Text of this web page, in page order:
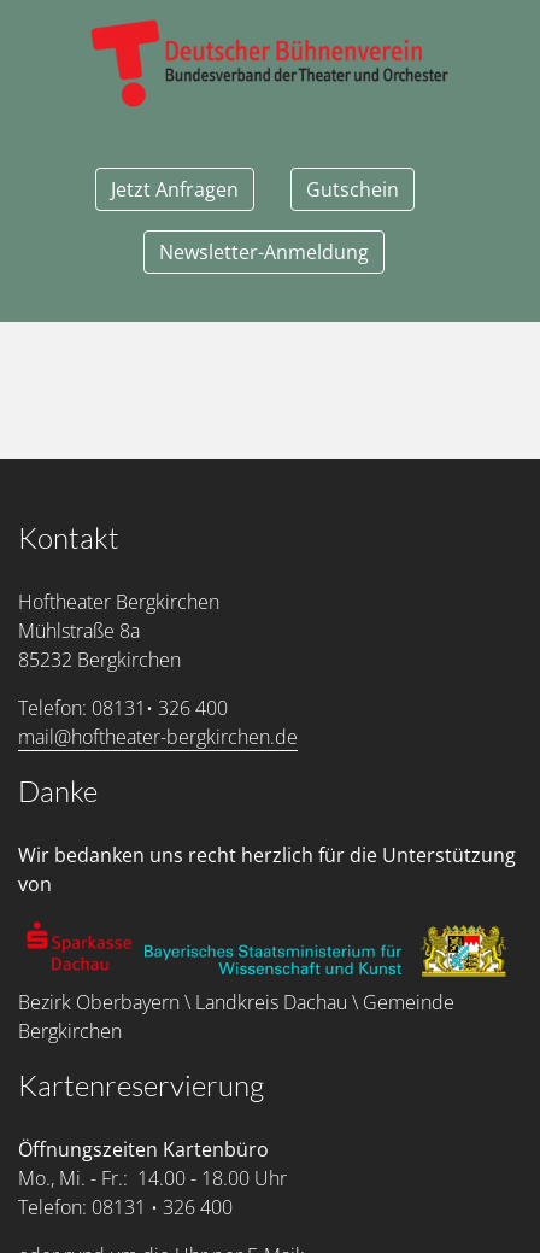
Jetzt Anfragen Gutschein
Newsletter-Anmeldung
Kontakt
Hoftheater Bergkirchen
Mühlstraße 8a
85232 Bergkirchen
Telefon: 08131• 326 400
mail@hoftheater-bergkirchen.de
Danke
Wir bedanken uns recht herzlich für die Unterstützung
von
Bezirk Oberbayern \ Landkreis Dachau \ Gemeinde
Bergkirchen
Kartenreservierung
Öffnungszeiten Kartenbüro
Mo., Mi. - Fr.: 14.00 - 18.00 Uhr
Telefon: 08131 • 326 400